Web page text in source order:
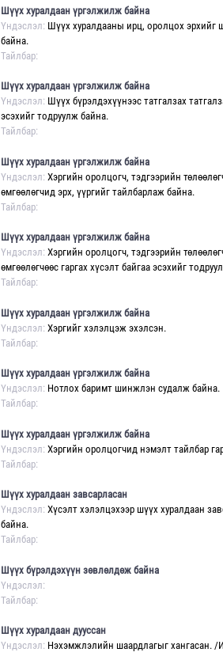
Шүүх хуралдаан үргэлжилж байна
Үндэслэл: Шүүх хуралдааны ирц, оролцох эрхийг
байна.
Тайлбар:
Шүүх хуралдаан үргэлжилж байна
Үндэслэл: Шүүх бүрэлдэхүүнээс татгалзах
эсэхийг тодруулж байна.
Тайлбар:
Шүүх хуралдаан үргэлжилж байна
Үндэслэл: Хэргийн оролцогч, тэдгээрийн
өмгөөлөгчид эрх, үүргийг тайлбарлаж байна.
Тайлбар:
Шүүх хуралдаан үргэлжилж байна
Үндэслэл: Хэргийн оролцогч, тэдгээрийн
өмгөөлөгчөөс гаргах хүсэлт байгаа эсэхийг
Тайлбар:
Шүүх хуралдаан үргэлжилж байна
Үндэслэл: Хэргийг хэлэлцэж эхэлсэн.
Тайлбар:
Шүүх хуралдаан үргэлжилж байна
Үндэслэл: Нотлох баримт шинжлэн судалж байна.
Тайлбар:
Шүүх хуралдаан үргэлжилж байна
Үндэслэл: Хэргийн оролцогчид нэмэлт тайлбар
Тайлбар:
Шүүх хуралдаан завсарласан
Үндэслэл: Хүсэлт хэлэлцэхээр шүүх хуралдаан
байна.
Тайлбар:
Шүүх бүрэлдэхүүн зөвлөлдөж байна
Үндэслэл:
Тайлбар:
Шүүх хуралдаан дууссан
Үндэслэл: Нэхэмжлэлийн шаардлагыг хангасан.